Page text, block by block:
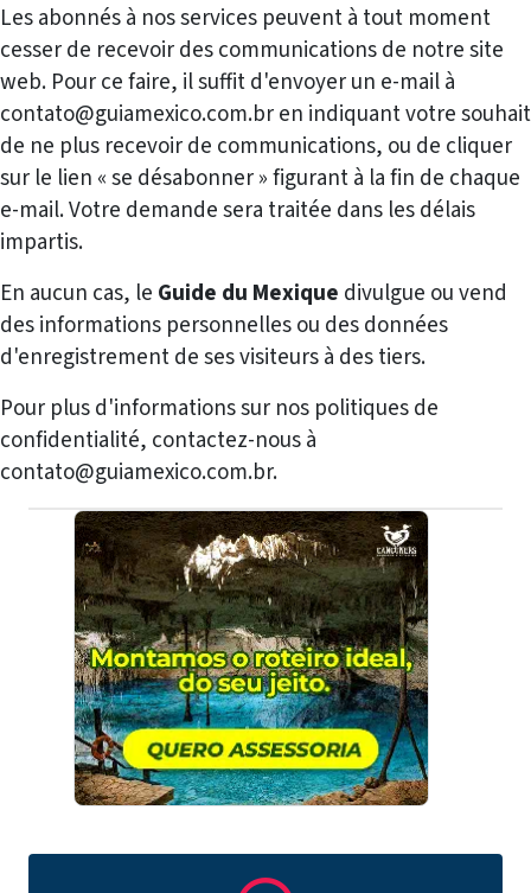
Les abonnés à nos services peuvent à tout moment
cesser de recevoir des communications de notre site
web. Pour ce faire, il suffit d'envoyer un e-mail à
contato@guiamexico.com.br en indiquant votre souhait
de ne plus recevoir de communications, ou de cliquer
sur le lien « se désabonner » figurant à la fin de chaque
e-mail. Votre demande sera traitée dans les délais
impartis.
En aucun cas, le Guide du Mexique divulgue ou vend
des informations personnelles ou des données
d'enregistrement de ses visiteurs à des tiers.
Pour plus d'informations sur nos politiques de
confidentialité, contactez-nous à
contato@guiamexico.com.br.